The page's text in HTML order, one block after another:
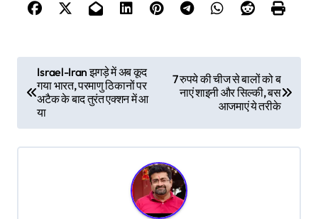
o
s
t
Israel-Iran झगड़े में अब कूद
गया भारत, परमाणु ठिकानों पर
अटैक के बाद तुरंत एक्शन में आ
या
7 रुपये की चीज से बालों को ब
नाएं शाइनी और सिल्की, बस
आजमाएं ये तरीके